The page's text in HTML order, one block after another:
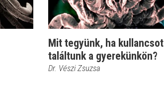
Mit tegyünk, ha kullancsot
találtunk a gyerekünkön?
Dr. Vészi Zsuzsa